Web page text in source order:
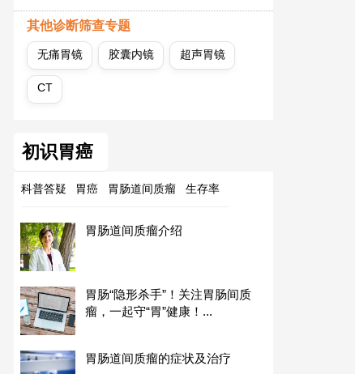
其他诊断筛查专题
无痛胃镜 胶囊内镜 超声胃镜
CT
初识胃癌
科普答疑 胃癌 胃肠道间质瘤 生存率
胃肠道间质瘤介绍
胃肠“隐形杀手”！关注胃肠间质
瘤，一起守“胃”健康！...
胃肠道间质瘤的症状及治疗